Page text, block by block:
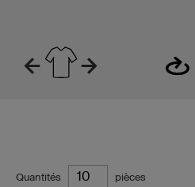
Quantités pièces